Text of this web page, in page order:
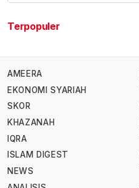
Terpopuler
AMEERA
EKONOMI SYARIAH
SKOR
KHAZANAH
IQRA
ISLAM DIGEST
NEWS